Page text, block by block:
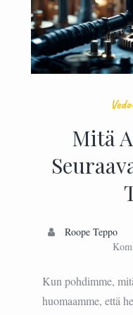
Mitä
Roope Teppo
Kun pohdimme,
huomaamme, että